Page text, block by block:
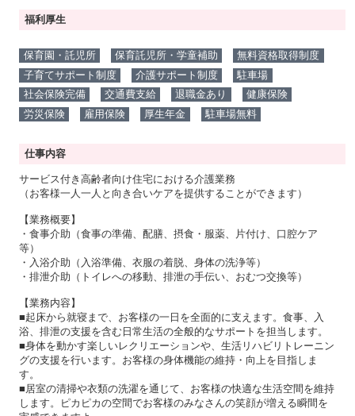
福利厚生
保育園・託児所 保育託児所・学童補助
無料資格取得制度
子育てサポート制度
介護サポート制度
駐車場
社会保険完備
交通費支給 退職金あり
健康保険
労災保険
雇用保険 厚生年金 駐車場無料
仕事内容
サービス付き高齢者向け住宅における介護業務
（お客様一人一人と向き合いケアを提供することができます）
【業務概要】
・食事介助（食事の準備、配膳、摂食・服薬、片付け、口腔ケア
等）
・入浴介助（入浴準備、衣服の着脱、身体の洗浄等）
・排泄介助（トイレへの移動、排泄の手伝い、おむつ交換等）
【業務内容】
■起床から就寝まで、お客様の一日を全面的に支えます。食事、入
浴、排泄の支援を含む日常生活の全般的なサポートを担当します。
■身体を動かす楽しいレクリエーションや、生活リハビリトレーニン
グの支援を行います。お客様の身体機能の維持・向上を目指しま
す。
■居室の清掃や衣類の洗濯を通じて、お客様の快適な生活空間を維持
します。ピカピカの空間でお客様のみなさんの笑顔が増える瞬間を